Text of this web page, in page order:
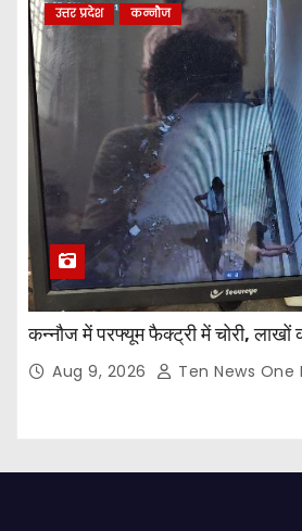
उत्तर प्रदेश कन्नौज
कन्नौज में परफ्यूम फैक्ट्री में चोरी, लाखों
Aug 9, 2026 Ten News One